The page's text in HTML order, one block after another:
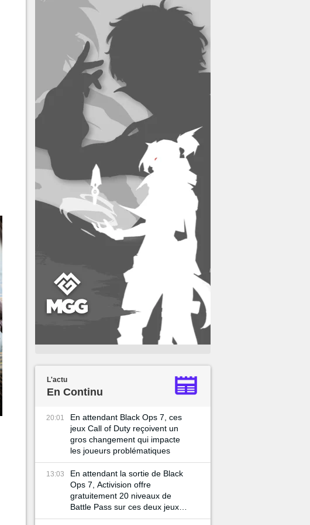
L'actu
En Continu
20:01
En attendant Black Ops 7, ces
jeux Call of Duty reçoivent un
gros changement qui impacte
les joueurs problématiques
13:03
En attendant la sortie de Black
Ops 7, Activision offre
gratuitement 20 niveaux de
Battle Pass sur ces deux jeux
Call of Duty